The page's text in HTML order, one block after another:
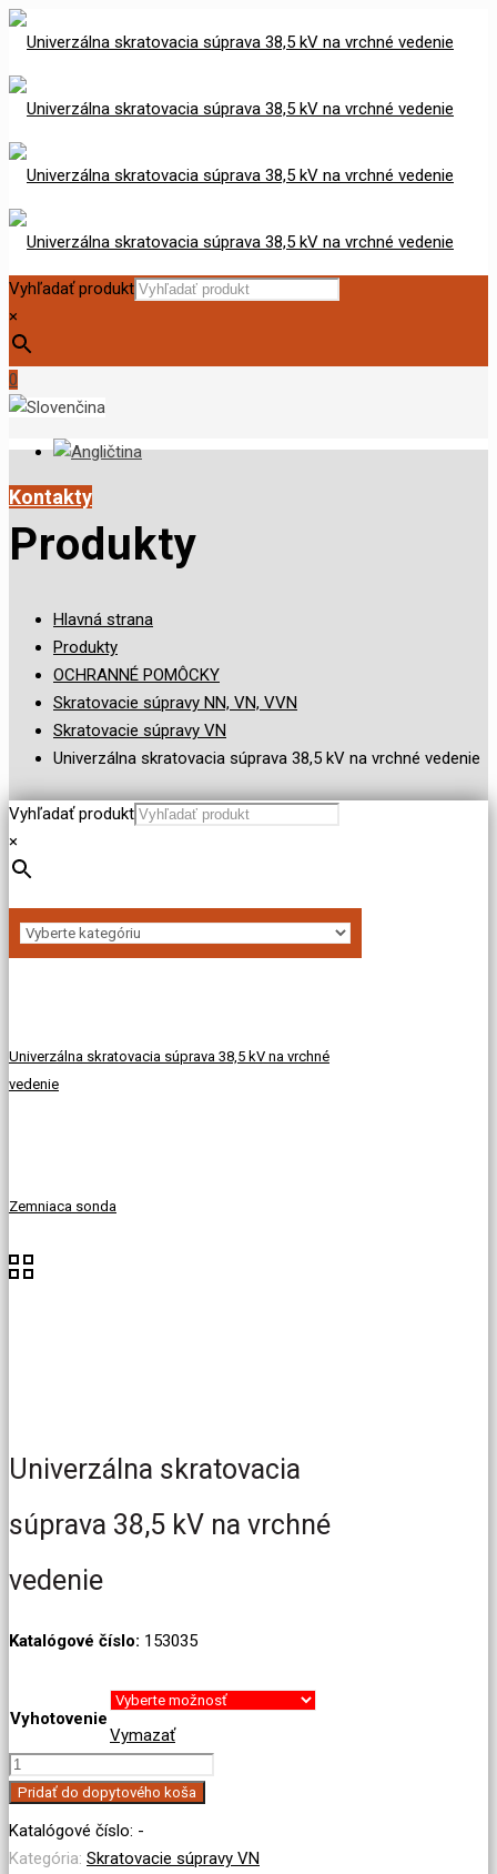
Vyhľadať produkt
×
0
Kontakty
Produkty
Hlavná strana
Produkty
OCHRANNÉ POMÔCKY
Skratovacie súpravy NN, VN, VVN
Skratovacie súpravy VN
Univerzálna skratovacia súprava 38,5 kV na vrchné vedenie
Vyhľadať produkt
×
Univerzálna skratovacia súprava 38,5 kV na vrchné
vedenie
Zemniaca sonda
Univerzálna skratovacia
súprava 38,5 kV na vrchné
vedenie
Katalógové číslo: 153035
Vyhotovenie
Vymazať
množstvo
Univerzálna
súprava
Pridať do dopytového koša
Katalógové číslo: -
Kategória: Skratovacie súpravy VN